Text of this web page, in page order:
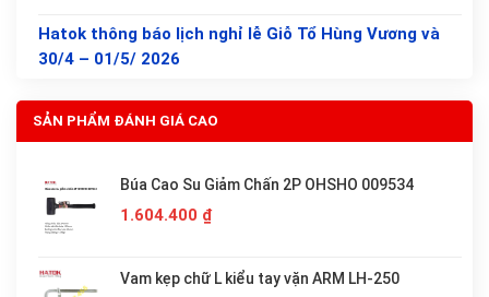
Hatok thông báo lịch nghỉ lễ Giỗ Tổ Hùng Vương và
30/4 – 01/5/ 2026
SẢN PHẨM ĐÁNH GIÁ CAO
Búa Cao Su Giảm Chấn 2P OHSHO 009534
1.604.400 ₫
Vam kẹp chữ L kiểu tay vặn ARM LH-250